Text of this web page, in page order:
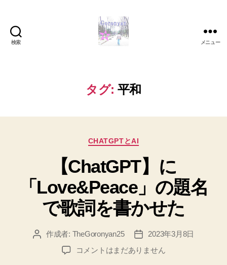
検索
マ
イ
ド
音
と
日
常
の
こ
と
メニュー
タグ: 平和
カ
ゴ
リ
ー
CHATGPTとAI
【ChatGPT】に
「Love&Peace」の題名
で歌詞を書かせた
投 作成者: TheGoronyan25
投
稿
日
2023年3月8日
【ChatGPT】
コメントはまだありません